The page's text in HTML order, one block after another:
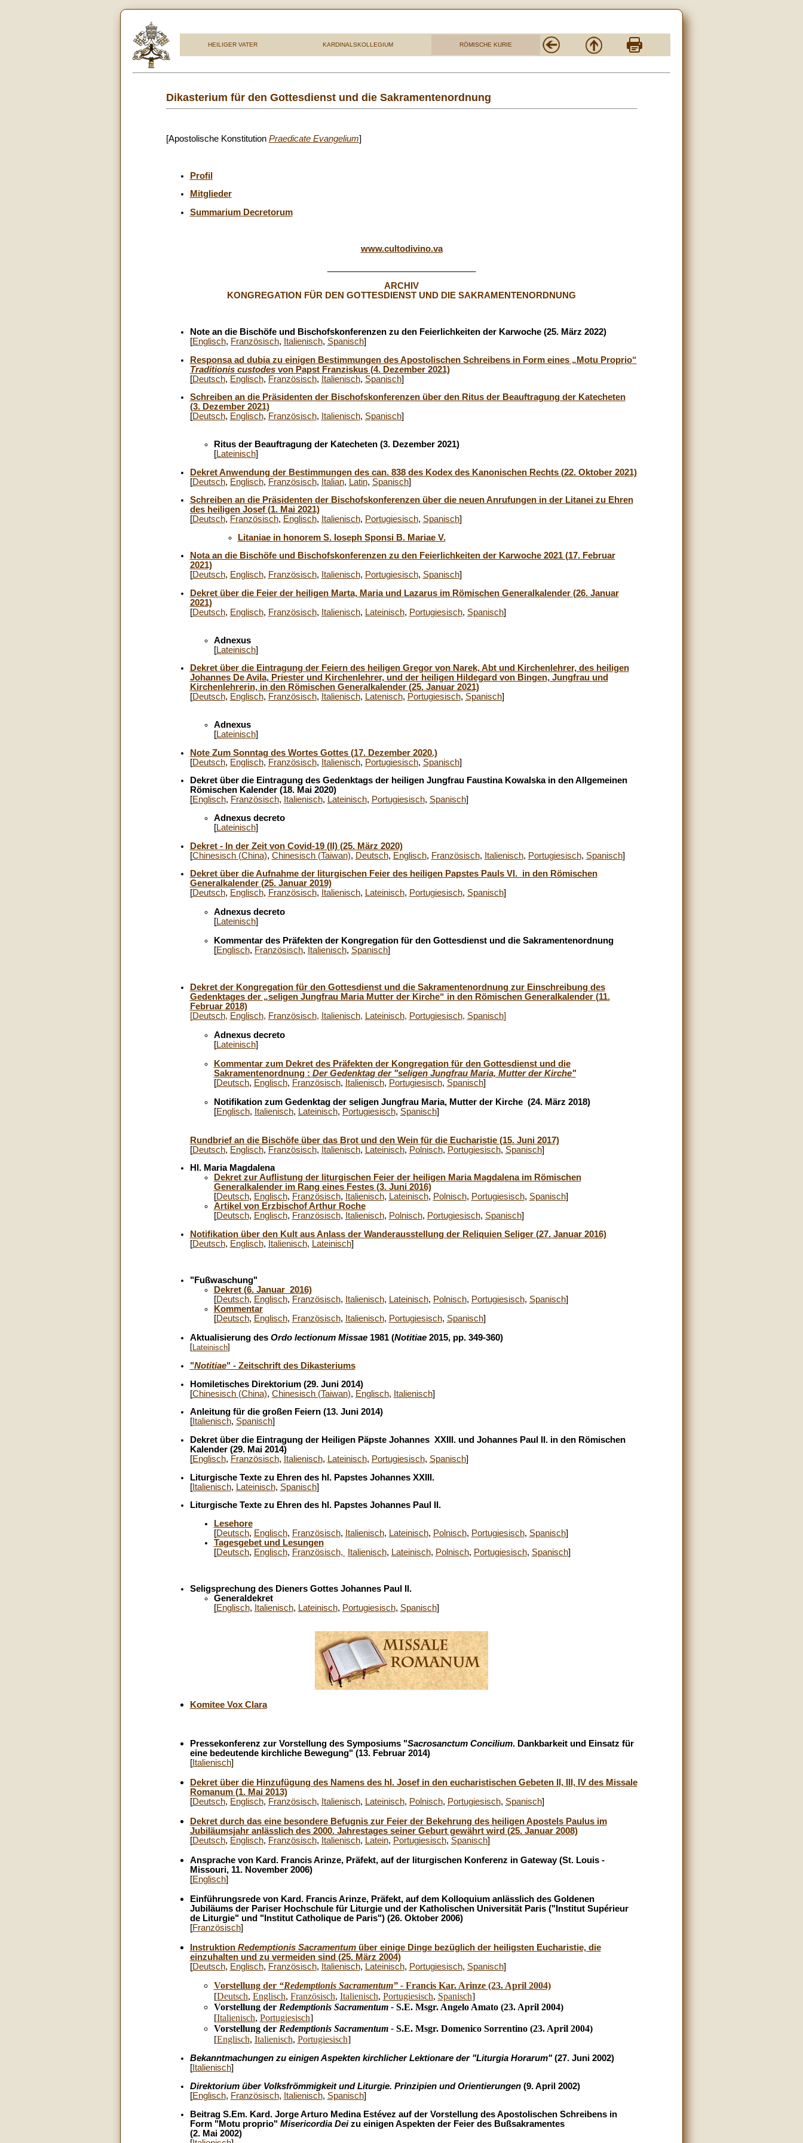
HEILIGER VATER KARDINALSKOLLEGIUM RÖMISCHE KURIE
Dikasterium für den Gottesdienst und die Sakramentenordnung
[Apostolische Konstitution Praedicate Evangelium]
Profil
Mitglieder
Summarium Decretorum
www.cultodivino.va
ARCHIV
KONGREGATION FÜR DEN GOTTESDIENST UND DIE SAKRAMENTENORDNUNG
Note an die Bischöfe und Bischofskonferenzen zu den Feierlichkeiten der Karwoche (25. März 2022)
[Englisch, Französisch, Italienisch, Spanisch]
Responsa ad dubia zu einigen Bestimmungen des Apostolischen Schreibens in Form eines „Motu Proprio“
Traditionis custodesvon Papst Franziskus (4. Dezember 2021)
[Deutsch, Englisch, Französisch, Italienisch, Spanisch]
Schreiben an die Präsidenten der Bischofskonferenzen über den Ritus der Beauftragung der Katecheten
(3. Dezember 2021)
[Deutsch, Englisch, Französisch, Italienisch, Spanisch]
Ritus der Beauftragung der Katecheten (3. Dezember 2021)
[Lateinisch]
Dekret Anwendung der Bestimmungen des can. 838 des Kodex des Kanonischen Rechts (22. Oktober 2021)
[Deutsch, Englisch, Französisch, Italian, Latin, Spanisch]
Schreiben an die Präsidenten der Bischofskonferenzen über die neuen Anrufungen in der Litanei zu Ehren
des heiligen Josef (1. Mai 2021)
[Deutsch, Französisch, Englisch, Italienisch, Portugiesisch, Spanisch]
Litaniae in honorem S. Ioseph Sponsi B. Mariae V.
Nota an die Bischöfe und Bischofskonferenzen zu den Feierlichkeiten der Karwoche 2021 (17. Februar
2021)
[Deutsch, Englisch, Französisch, Italienisch, Portugiesisch, Spanisch]
Dekret über die Feier der heiligen Marta, Maria und Lazarus im Römischen Generalkalender (26. Januar
2021)
[Deutsch, Englisch, Französisch, Italienisch, Lateinisch, Portugiesisch, Spanisch]
Adnexus
[Lateinisch]
Dekret über die Eintragung der Feiern des heiligen Gregor von Narek, Abt und Kirchenlehrer, des heiligen
Johannes De Avila, Priester und Kirchenlehrer, und der heiligen Hildegard von Bingen, Jungfrau und
Kirchenlehrerin, in den Römischen Generalkalender (25. Januar 2021)
[Deutsch, Englisch, Französisch, Italienisch, Latenisch, Portugiesisch, Spanisch]
Adnexus
[Lateinisch]
Note Zum Sonntag des Wortes Gottes (17. Dezember 2020.)
[Deutsch, Englisch, Französisch, Italienisch, Portugiesisch, Spanisch]
Dekret über die Eintragung des Gedenktags der heiligen Jungfrau Faustina Kowalska in den Allgemeinen
Römischen Kalender (18. Mai 2020)
[Englisch, Französisch, Italienisch, Lateinisch, Portugiesisch, Spanisch]
Adnexus decreto
[Lateinisch]
Dekret - In der Zeit von Covid-19 (II) (25. März 2020)
[Chinesisch (China), Chinesisch (Taiwan), Deutsch, Englisch, Französisch, Italienisch, Portugiesisch, Spanisch]
Dekret über die Aufnahme der liturgischen Feier des heiligen Papstes Pauls VI. in den Römischen
Generalkalender (25. Januar 2019)
[Deutsch, Englisch, Französisch, Italienisch, Lateinisch, Portugiesisch, Spanisch]
Adnexus decreto
[Lateinisch]
Kommentar des Präfekten der Kongregation für den Gottesdienst und die Sakramentenordnung
[Englisch, Französisch, Italienisch, Spanisch]
Dekret der Kongregation für den Gottesdienst und die Sakramentenordnung zur Einschreibung des
Gedenktages der „seligen Jungfrau Maria Mutter der Kirche“ in den Römischen Generalkalender (11.
Februar 2018)
[Deutsch, Englisch, Französisch, Italienisch, Lateinisch, Portugiesisch, Spanisch]
Adnexus decreto
[Lateinisch]
Kommentar zum Dekret des Präfekten der Kongregation für den Gottesdienst und die
Sakramentenordnung : Der Gedenktag der "seligen Jungfrau Maria, Mutter der Kirche"
[Deutsch, Englisch, Französisch, Italienisch, Portugiesisch, Spanisch]
Notifikation zum Gedenktag der seligen Jungfrau Maria, Mutter der Kirche (24. März 2018)
[Englisch, Italienisch, Lateinisch, Portugiesisch, Spanisch]
Rundbrief an die Bischöfe über das Brot und den Wein für die Eucharistie (15. Juni 2017)
[Deutsch, Englisch, Französisch, Italienisch, Lateinisch, Polnisch, Portugiesisch, Spanisch]
Hl. Maria Magdalena
Dekret zur Auflistung der liturgischen Feier der heiligen Maria Magdalena im Römischen
Generalkalender im Rang eines Festes (3. Juni 2016)
[Deutsch, Englisch, Französisch, Italienisch, Lateinisch, Polnisch, Portugiesisch, Spanisch]
Artikel von Erzbischof Arthur Roche
[Deutsch, Englisch, Französisch, Italienisch, Polnisch, Portugiesisch, Spanisch]
Notifikation über den Kult aus Anlass der Wanderausstellung der Reliquien Seliger (27. Januar 2016)
[Deutsch, Englisch, Italienisch, Lateinisch]
"Fußwaschung"
Dekret (6. Januar 2016)
[Deutsch, Englisch, Französisch, Italienisch, Lateinisch, Polnisch, Portugiesisch, Spanisch]
Kommentar
[Deutsch, Englisch, Französisch, Italienisch, Portugiesisch, Spanisch]
Aktualisierung des Ordo lectionum Missae1981 (Notitiae2015, pp. 349-360)
[Lateinisch]
"Notitiae" - Zeitschrift des Dikasteriums
Homiletisches Direktorium (29. Juni 2014)
[Chinesisch (China), Chinesisch (Taiwan), Englisch, Italienisch]
Anleitung für die großen Feiern (13. Juni 2014)
[Italienisch, Spanisch]
Dekret über die Eintragung der Heiligen Päpste Johannes XXIII. und Johannes Paul II. in den Römischen
Kalender (29. Mai 2014)
[Englisch, Französisch, Italienisch, Lateinisch, Portugiesisch, Spanisch]
Liturgische Texte zu Ehren des hl. Papstes Johannes XXIII.
[Italienisch, Lateinisch, Spanisch]
Liturgische Texte zu Ehren des hl. Papstes Johannes Paul II.
Lesehore
[Deutsch, Englisch, Französisch, Italienisch, Lateinisch, Polnisch, Portugiesisch, Spanisch]
Tagesgebet und Lesungen
[Deutsch, Englisch, Französisch, Italienisch, Lateinisch, Polnisch, Portugiesisch, Spanisch]
Seligsprechung des Dieners Gottes Johannes Paul II.
Generaldekret
[Englisch, Italienisch, Lateinisch, Portugiesisch, Spanisch]
Komitee Vox Clara
Pressekonferenz zur Vorstellung des Symposiums "Sacrosanctum Concilium. Dankbarkeit und Einsatz für
eine bedeutende kirchliche Bewegung" (13. Februar 2014)
[Italienisch]
Dekret über die Hinzufügung des Namens des hl. Josef in den eucharistischen Gebeten II, III, IV des Missale
Romanum (1. Mai 2013)
[Deutsch, Englisch, Französisch, Italienisch, Lateinisch, Polnisch, Portugiesisch, Spanisch]
Dekret durch das eine besondere Befugnis zur Feier der Bekehrung des heiligen Apostels Paulus im
Jubiläumsjahr anlässlich des 2000. Jahrestages seiner Geburt gewährt wird (25. Januar 2008)
[Deutsch, Englisch, Französisch, Italienisch, Latein, Portugiesisch, Spanisch]
Ansprache von Kard. Francis Arinze, Präfekt, auf der liturgischen Konferenz in Gateway (St. Louis -
Missouri, 11. November 2006)
[Englisch]
Einführungsrede von Kard. Francis Arinze, Präfekt, auf dem Kolloquium anlässlich des Goldenen
Jubiläums der Pariser Hochschule für Liturgie und der Katholischen Universität Paris ("Institut Supérieur
de Liturgie" und "Institut Catholique de Paris") (26. Oktober 2006)
[Französisch]
Instruktion Redemptionis Sacramentum über einige Dinge bezüglich der heiligsten Eucharistie, die
einzuhalten und zu vermeiden sind (25. März 2004)
[Deutsch, Englisch, Französisch, Italienisch, Lateinisch, Portugiesisch, Spanisch]
Vorstellung der “Redemptionis Sacramentum” - Francis Kar. Arinze (23. April 2004)
[Deutsch, Englisch, Französisch, Italienisch, Portugiesisch, Spanisch]
Vorstellung der Redemptionis Sacramentum - S.E. Msgr. Angelo Amato (23. April 2004)
[Italienisch, Portugiesisch]
Vorstellung der Redemptionis Sacramentum - S.E. Msgr. Domenico Sorrentino (23. April 2004)
[Englisch, Italienisch, Portugiesisch]
Bekanntmachungen zu einigen Aspekten kirchlicher Lektionare der "Liturgia Horarum"(27. Juni 2002)
[Italienisch]
Direktorium über Volksfrömmigkeit und Liturgie. Prinzipien und Orientierungen(9. April 2002)
[Englisch, Französisch, Italienisch, Spanisch]
Beitrag S.Em. Kard. Jorge Arturo Medina Estévez auf der Vorstellung des Apostolischen Schreibens in
Form "Motu proprio" Misericordia Deizu einigen Aspekten der Feier des Bußsakramentes
(2. Mai 2002)